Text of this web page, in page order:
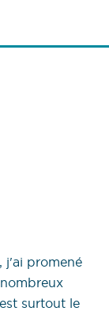
j'ai promené
surtout le